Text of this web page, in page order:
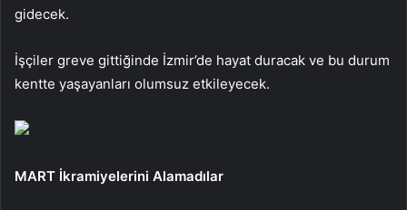
gidecek.
İşçiler greve gittiğinde İzmir’de hayat duracak ve bu durum
kentte yaşayanları olumsuz etkileyecek.
MART İkramiyelerini Alamadılar